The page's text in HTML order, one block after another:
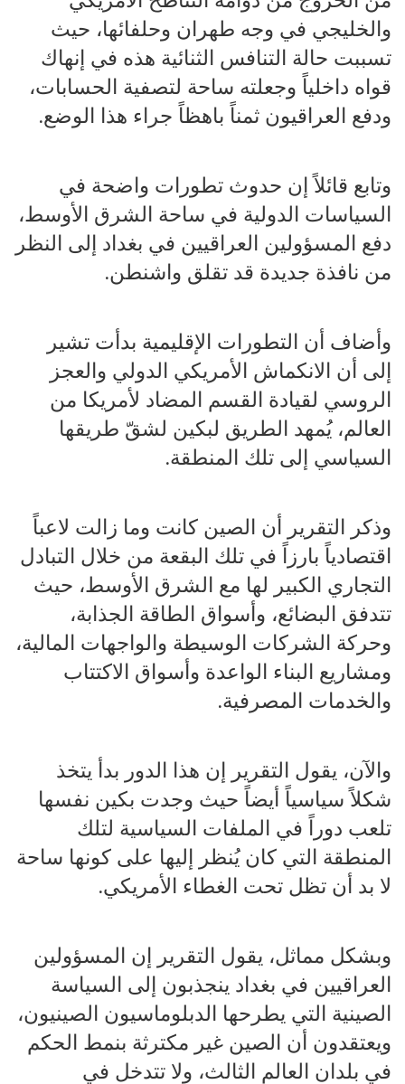
والخليجي في وجه طهران وحلفائها، حيث
تسببت حالة التنافس الثنائية هذه في إنهاك
قواه داخلياً وجعلته ساحة لتصفية الحسابات،
ودفع العراقيون ثمناً باهظاً جراء هذا الوضع.
وتابع قائلاً إن حدوث تطورات واضحة في
السياسات الدولية في ساحة الشرق الأوسط،
دفع المسؤولين العراقيين في بغداد إلى النظر
من نافذة جديدة قد تقلق واشنطن.
وأضاف أن التطورات الإقليمية بدأت تشير
إلى أن الانكماش الأمريكي الدولي والعجز
الروسي لقيادة القسم المضاد لأمريكا من
العالم، يُمهد الطريق لبكين لشقّ طريقها
السياسي إلى تلك المنطقة.
وذكر التقرير أن الصين كانت وما زالت لاعباً
اقتصادياً بارزاً في تلك البقعة من خلال التبادل
التجاري الكبير لها مع الشرق الأوسط، حيث
تتدفق البضائع، وأسواق الطاقة الجذابة،
وحركة الشركات الوسيطة والواجهات المالية،
ومشاريع البناء الواعدة وأسواق الاكتتاب
والخدمات المصرفية.
والآن، يقول التقرير إن هذا الدور بدأ يتخذ
شكلاً سياسياً أيضاً حيث وجدت بكين نفسها
تلعب دوراً في الملفات السياسية لتلك
المنطقة التي كان يُنظر إليها على كونها ساحة
لا بد أن تظل تحت الغطاء الأمريكي.
وبشكل مماثل، يقول التقرير إن المسؤولين
العراقيين في بغداد ينجذبون إلى السياسة
الصينية التي يطرحها الدبلوماسيون الصينيون،
ويعتقدون أن الصين غير مكترثة بنمط الحكم
في بلدان العالم الثالث، ولا تتدخل في